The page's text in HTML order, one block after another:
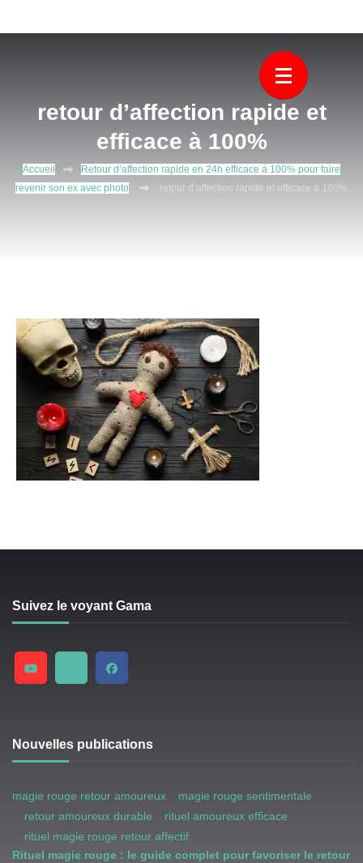
Le plus puissant voyant medium
retour d’affection rapide et
efficace à 100%
Accueil
Retour d’affection rapide en 24h efficace à 100% pour faire
revenir son ex avec photo
retour d’affection rapide et efficace à 100%
Suivez le voyant Gama
Nouvelles publications
magie rouge retour amoureux
magie rouge sentimentale
retour amoureux durable
rituel amoureux efficace
rituel magie rouge retour affectif
Rituel magie rouge : le guide complet pour favoriser le retour